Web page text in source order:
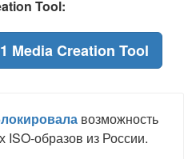
Tool:
Media Creation Tool
возможность
ISO-образов из России.